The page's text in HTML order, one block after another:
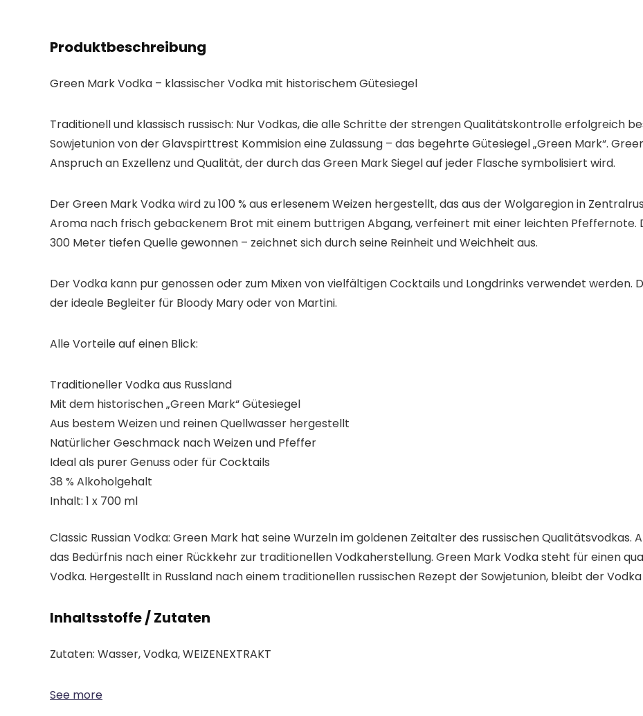
Produktbeschreibung
Green Mark Vodka – klassischer Vodka mit historischem Gütesiegel
Traditionell und klassisch russisch: Nur Vodkas, die alle Schritte der strengen Qualitätskontrolle erfolgreich
Sowjetunion von der Glavspirttrest Kommision eine Zulassung – das begehrte Gütesiegel „Green Mark“.
Anspruch an Exzellenz und Qualität, der durch das Green Mark Siegel auf jeder Flasche symbolisiert wird.
Der Green Mark Vodka wird zu 100 % aus erlesenem Weizen hergestellt, das aus der Wolgaregion in
Aroma nach frisch gebackenem Brot mit einem buttrigen Abgang, verfeinert mit einer leichten Pfeffernote.
300 Meter tiefen Quelle gewonnen – zeichnet sich durch seine Reinheit und Weichheit aus.
Der Vodka kann pur genossen oder zum Mixen von vielfältigen Cocktails und Longdrinks verwendet werden.
der ideale Begleiter für Bloody Mary oder von Martini.
Alle Vorteile auf einen Blick:
Traditioneller Vodka aus Russland
Mit dem historischen „Green Mark“ Gütesiegel
Aus bestem Weizen und reinen Quellwasser hergestellt
Natürlicher Geschmack nach Weizen und Pfeffer
Ideal als purer Genuss oder für Cocktails
38 % Alkoholgehalt
Inhalt: 1 x 700 ml
Classic Russian Vodka: Green Mark hat seine Wurzeln im goldenen Zeitalter des russischen Qualitätsvodkas.
das Bedürfnis nach einer Rückkehr zur traditionellen Vodkaherstellung. Green Mark Vodka steht für einen
Vodka. Hergestellt in Russland nach einem traditionellen russischen Rezept der Sowjetunion, bleibt der
Inhaltsstoffe / Zutaten
Zutaten: Wasser, Vodka, WEIZENEXTRAKT
See more